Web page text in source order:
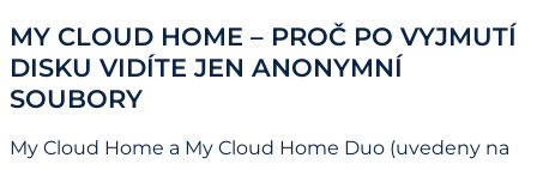
MY CLOUD HOME – PROČ PO VYJMUTÍ
DISKU VIDÍTE JEN ANONYMNÍ
SOUBORY
My Cloud Home a My Cloud Home Duo (uvedeny na